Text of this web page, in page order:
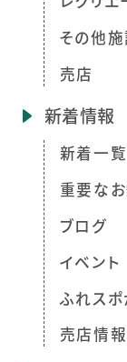
その他施
売店
新着情報
新着一覧
重要な
ブログ
イベント
ふれス
売店情報